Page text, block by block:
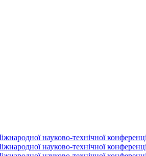
науково-технічної
науково-технічної